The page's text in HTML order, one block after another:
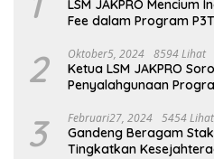
LSM JAKPRO Mencium
Fee dalam Program
2 Oktober5, 2024 8594 Lihat
Ketua LSM JAKPRO
Penyalahgunaan
3 Februari27, 2024 5454 Lihat
Gandeng Beragam
Tingkatkan